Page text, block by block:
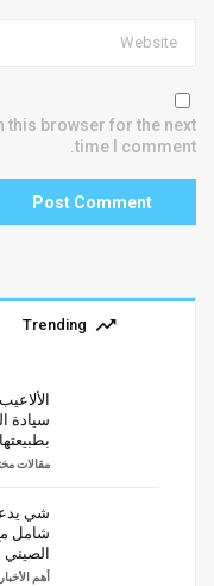
this browser for the next
time I comment.
trending_up
Trending
سيادة
مقالات
شي
شامل
الصيني
أهم الأخبار